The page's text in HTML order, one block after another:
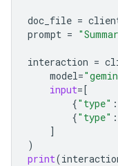
doc_file =
prompt =
interaction =
model=
input=[
{"type" :
{"type" :
]
)
print(